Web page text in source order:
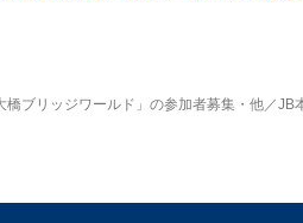
橋ブリッジワールド」の参加者募集・他／JB